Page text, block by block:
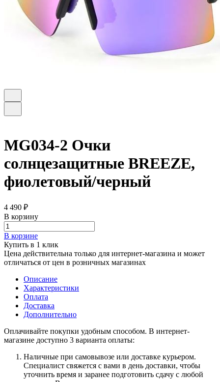
MG034-2 Очки
солнцезащитные BREEZE,
фиолетовый/черный
4 490 ₽
В корзину
В корзине
Купить в 1 клик
Цена действительна только для интернет-магазина и может
отличаться от цен в розничных магазинах
Описание
Характеристики
Оплата
Доставка
Дополнительно
Оплачивайте покупки удобным способом. В интернет-
магазине доступно 3 варианта оплаты:
Наличные при самовывозе или доставке курьером.
Специалист свяжется с вами в день доставки, чтобы
уточнить время и заранее подготовить сдачу с любой